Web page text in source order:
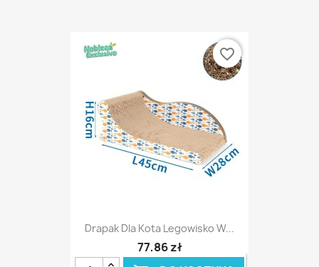
Drapak Dla Kota Legowisko W...
77,86 zł
favorite_border